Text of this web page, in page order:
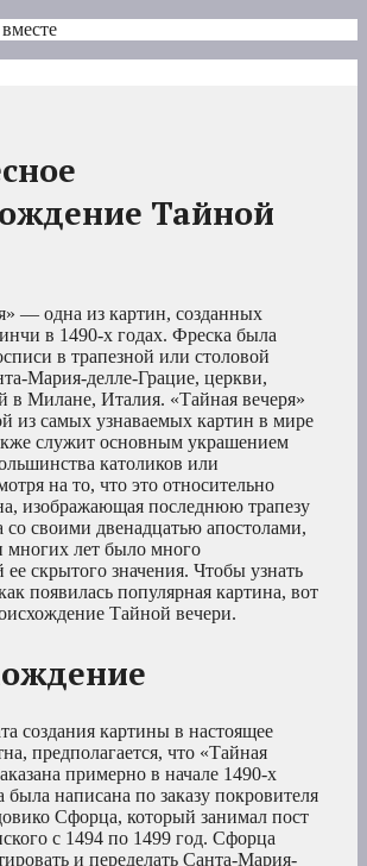
Тайной
— одна из картин, созданных
в 1490-х годах. Фреска была
в трапезной или столовой
Мария-делле-Грацие, церкви,
в Милане, Италия. «Тайная вечеря»
из самых узнаваемых картин в мире
служит основным украшением
католиков или
на то, что это относительно
изображающая последнюю трапезу
своими двенадцатью апостолами,
многих лет было много
ее скрытого значения. Чтобы узнать
появилась популярная картина, вот
Тайной вечери.
создания картины в настоящее
предполагается, что «Тайная
примерно в начале 1490-х
была написана по заказу покровителя
Сфорца, который занимал пост
с 1494 по 1499 год. Сфорца
и переделать Санта-Мария-